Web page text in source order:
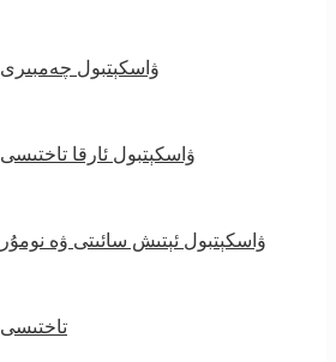
ۋاسكېتبول چەمبىرى
ۋاسكېتبول ئارقا تاختىسى
ۋاسكېتبول ئېتىش سائىتى ۋە نومۇر
تاختىسى